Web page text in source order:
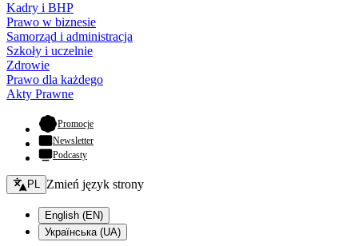
Kadry i BHP
Prawo w biznesie
Samorząd i administracja
Szkoły i uczelnie
Zdrowie
Prawo dla każdego
Akty Prawne
Promocje- otwiera się w nowej karcie
Newsletter
Podcasty
Zmień język - bieżący:
PL Zmień język strony
English (EN)
Українська (UA)